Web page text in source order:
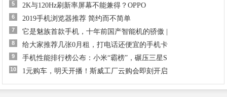
5 2K与120Hz刷新率屏幕不能兼得？OPPO
6 2019手机浏览器推荐 简约而不简单
7 它是魅族首款手机，十年前国产智能机的骄傲 |
8 给大家推荐几张0月租，打电话还便宜的手机卡
9 手机性能排行榜公布：小米“霸榜”，碾压三星S
10 1元购车，明天开播！斯威工厂云购会即刻开启